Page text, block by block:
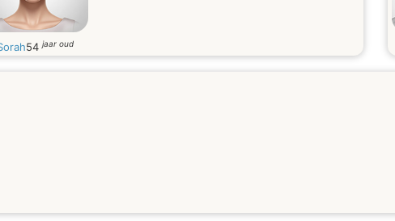
54jaar oud